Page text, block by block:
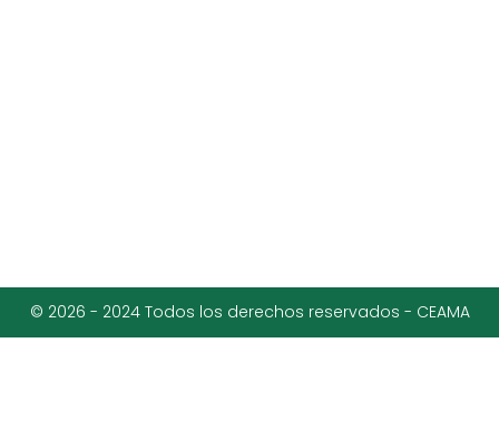
© 2026 - 2024 Todos los derechos reservados - CEAMA